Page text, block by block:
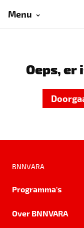
Menu
Oeps, er
BNNVARA
Programma's
Over BNNVARA